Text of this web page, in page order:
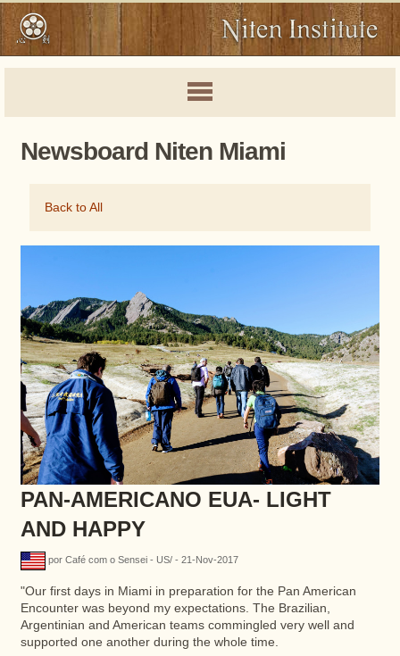
Newsboard Niten Miami
Back to All
PAN-AMERICANO EUA- LIGHT
AND HAPPY
por Café com o Sensei - US/ - 21-Nov-2017
"Our first days in Miami in preparation for the Pan American
Encounter was beyond my expectations. The Brazilian,
Argentinian and American teams commingled very well and
supported one another during the whole time.